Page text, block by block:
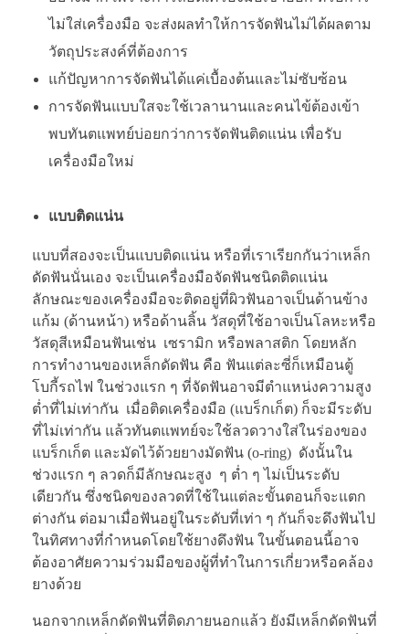
ไม่ใส่เครื่องมือ จะส่งผลทำให้การจัดฟันไม่ได้ผลตาม
วัตถุประสงค์ที่ต้องการ
แก้ปัญหาการจัดฟันได้แค่เบื้องต้นและไม่ซับซ้อน
การจัดฟันแบบใสจะใช้เวลานานและคนไข้ต้องเข้า
พบทันตแพทย์บ่อยกว่าการจัดฟันติดแน่น เพื่อรับ
เครื่องมือใหม่
แบบติดแน่น
แบบที่สองจะเป็นแบบติดแน่น หรือที่เราเรียกกันว่าเหล็ก
ดัดฟันนั่นเอง จะเป็นเครื่องมือจัดฟันชนิดติดแน่น
ลักษณะของเครื่องมือจะติดอยู่ที่ผิวฟันอาจเป็นด้านข้าง
แก้ม (ด้านหน้า) หรือด้านลิ้น วัสดุที่ใช้อาจเป็นโลหะหรือ
วัสดุสีเหมือนฟันเช่น เซรามิก หรือพลาสติก โดยหลัก
การทำงานของเหล็กดัดฟัน คือ ฟันแต่ละซี่ก็เหมือนตู้
โบกี้รถไฟ ในช่วงแรก ๆ ที่จัดฟันอาจมีตำแหน่งความสูง
ต่ำที่ไม่เท่ากัน เมื่อติดเครื่องมือ (แบร็กเก็ต) ก็จะมีระดับ
ที่ไม่เท่ากัน แล้วทันตแพทย์จะใช้ลวดวางใส่ในร่องของ
แบร็กเก็ต และมัดไว้ด้วยยางมัดฟัน (o-ring) ดังนั้นใน
ช่วงแรก ๆ ลวดก็มีลักษณะสูง ๆ ต่ำ ๆ ไม่เป็นระดับ
เดียวกัน ซึ่งชนิดของลวดที่ใช้ในแต่ละขั้นตอนก็จะแตก
ต่างกัน ต่อมาเมื่อฟันอยู่ในระดับที่เท่า ๆ กันก็จะดึงฟันไป
ในทิศทางที่กำหนดโดยใช้ยางดึงฟัน ในขั้นตอนนี้อาจ
ต้องอาศัยความร่วมมือของผู้ที่ทำในการเกี่ยวหรือคล้อง
ยางด้วย
นอกจากเหล็กดัดฟันที่ติดภายนอกแล้ว ยังมีเหล็กดัดฟันที่